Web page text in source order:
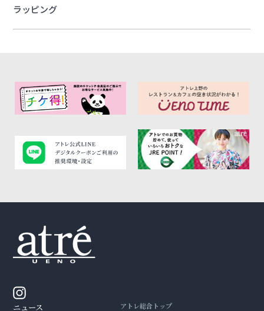
ラッピング
ニュース アトレ総合トップ